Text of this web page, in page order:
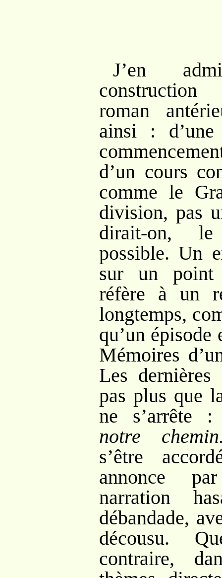
J’en
roman
ainsi
:
d’un cours
comme le
division, pas
dirait-on, le
possible. Un
sur un point
réfère à un
longtemps,
qu’un épisode
Mémoires
Les
pas plus que
ne s’arrête
notre
s’être
annonce
narration
débandade,
décousu.
contraire,